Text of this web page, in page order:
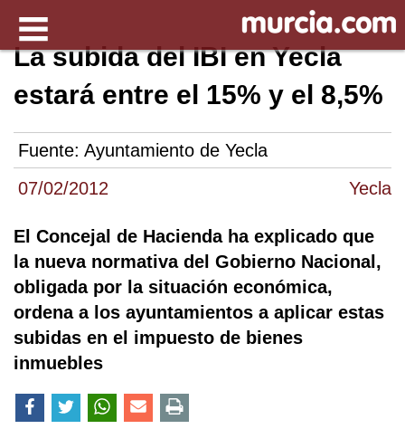
07/02/2012 Yecla
La subida del IBI en Yecla
estará entre el 15% y el 8,5%
Fuente: Ayuntamiento de Yecla
El Concejal de Hacienda ha explicado que
la nueva normativa del Gobierno Nacional,
obligada por la situación económica,
ordena a los ayuntamientos a aplicar estas
subidas en el impuesto de bienes
inmuebles